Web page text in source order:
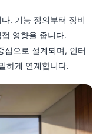
. 기능 정의부터 장비
영향을 줍니다.
심으로 설계되며, 인터
하게 연계합니다.